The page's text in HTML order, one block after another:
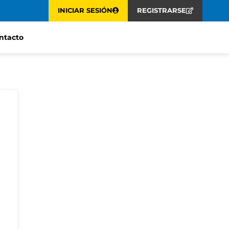
INICIAR SESIÓN REGISTRARSE